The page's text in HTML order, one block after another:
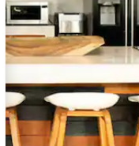
et vers le bas pour